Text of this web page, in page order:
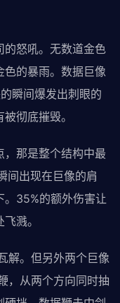
的怒吼。无数道金色
的暴雨。数据巨像
瞬间爆发出刺眼的
彻底摧毁。
，那是整个结构中最
间出现在巨像的肩
。35%的额外伤害让
溅。
解。但另外两个巨像
，从两个方向同时抽